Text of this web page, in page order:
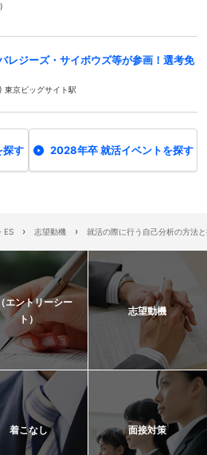
レジーズ・サイボウズ等が参画！選考免
京ビッグサイト駅
探す 2028年卒 就活イベントを探す
ES › 志望動機 › 就活の際に行う自己分析の方法
エントリーシー
ト）
志望動機
着こなし 面接対策